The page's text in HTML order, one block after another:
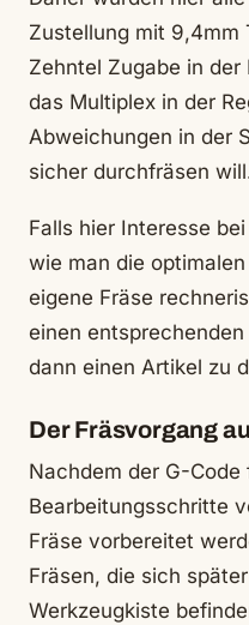
Zustellung mit 9,4mm
Zehntel Zugabe in
das Multiplex in der
Abweichungen in der
sicher durchfräsen
Falls hier Interesse
wie man die
eigene Fräse
einen
dann einen Artikel zu
Der Fräsvorgang
Nachdem der G-Code
Bearbeitungsschritte
Fräse vorbereitet
Fräsen, die sich
Werkzeugkiste